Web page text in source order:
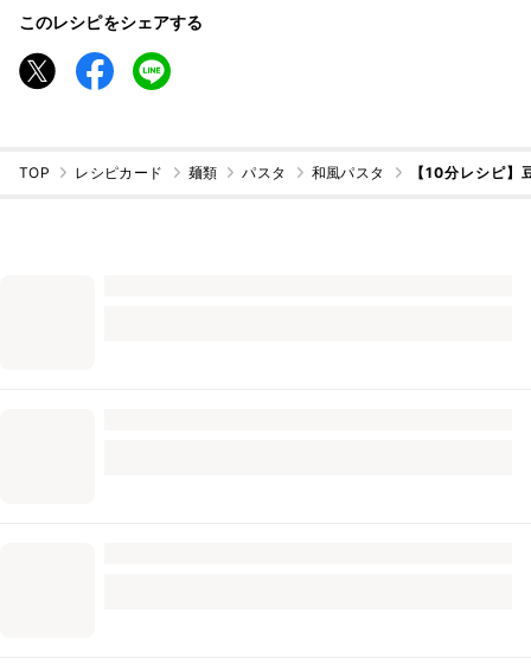
このレシピをシェアする
TOP レシピカード 麺類 パスタ 和風パスタ 【10分レシピ